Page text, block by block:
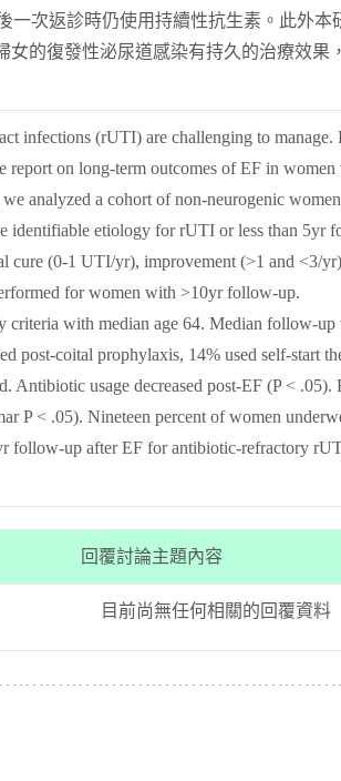
一次返診時仍使用持續性抗生素。此外
的復發性泌尿道感染有持久的治療效
infections (rUTI) are challenging to
on long-term outcomes of EF in
analyzed a cohort of non-neurogenic
identifiable etiology for rUTI or less than 5yr
cure (0-1 UTI/yr), improvement (>1 and <3/
for women with >10yr follow-up.
criteria with median age 64. Median follow-
post-coital prophylaxis, 14% used self-start
Antibiotic usage decreased post-EF (P <
P < .05). Nineteen percent of women
follow-up after EF for antibiotic-refractory
回覆討論主題內容
目前尚無任何相關的回覆資料